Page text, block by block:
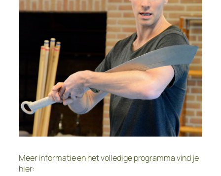
Meer informatie en het volledige programma vind je
hier: